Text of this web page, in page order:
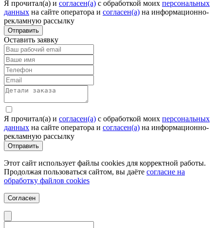
Я прочитал(а) и согласен(а) c обработкой моих персональных
данных на сайте оператора и согласен(а) на информационно-
рекламную рассылку
Отправить
Оставить заявку
Я прочитал(а) и согласен(а) c обработкой моих персональных
данных на сайте оператора и согласен(а) на информационно-
рекламную рассылку
Отправить
Этот сайт использует файлы cookies для корректной работы.
Продолжая пользоваться сайтом, вы даёте согласие на
обработку файлов cookies
Согласен